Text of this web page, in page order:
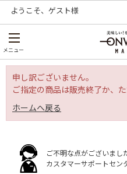
ようこそ、 ゲスト様
メニュー
申し訳ございません。
ご指定の商品は販売終了か、
ホームへ戻る
ご不明な点がございまし
カスタマーサポートセン